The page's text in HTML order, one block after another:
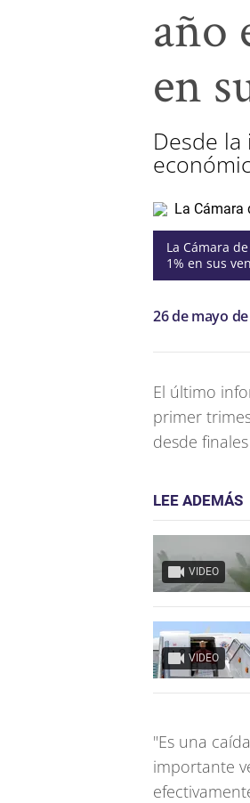
año
en
Desde
La Cámara
1% en sus
26 de mayo de
El último
primer
desde
LEE ADEMÁS
VIDEO
VIDEO
"Es una
importante